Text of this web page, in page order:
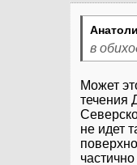
в
Может
течения
не идет